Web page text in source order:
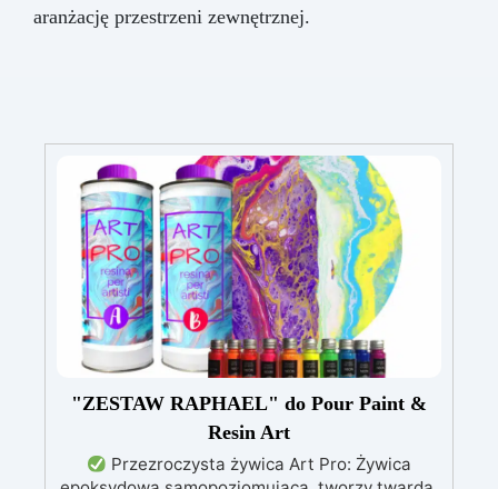
aranżację przestrzeni zewnętrznej.
"ZESTAW RAPHAEL" do Pour Paint &
Resin Art
Przezroczysta żywica Art Pro: Żywica